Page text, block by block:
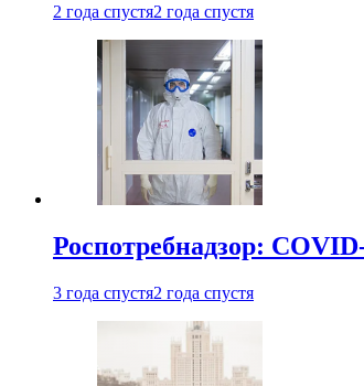
2 года спустя2 года спустя
Роспотребнадзор:
3 года спустя2 года спустя